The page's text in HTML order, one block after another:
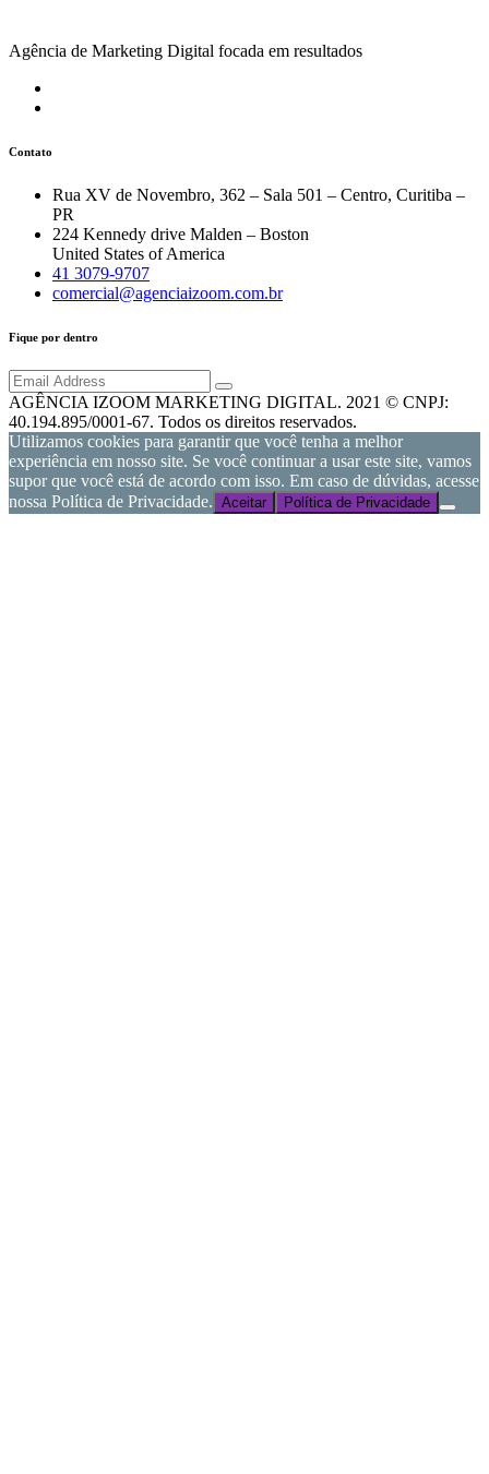
Agência de Marketing Digital focada em resultados
Contato
Rua XV de Novembro, 362 – Sala 501 – Centro, Curitiba –
PR
224 Kennedy drive Malden – Boston
United States of America
41 3079-9707
comercial@agenciaizoom.com.br
Fique por dentro
AGÊNCIA IZOOM MARKETING DIGITAL. 2021 © CNPJ:
40.194.895/0001-67. Todos os direitos reservados.
Utilizamos cookies para garantir que você tenha a melhor
experiência em nosso site. Se você continuar a usar este site, vamos
supor que você está de acordo com isso. Em caso de dúvidas, acesse
nossa Política de Privacidade. Aceitar Política de Privacidade